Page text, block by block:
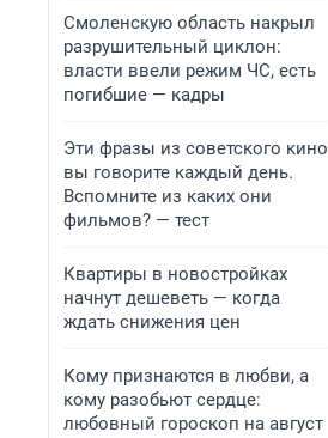
Смоленскую область накрыл
разрушительный циклон:
власти ввели режим ЧС, есть
погибшие — кадры
Эти фразы из советского кино
вы говорите каждый день.
Вспомните из каких они
фильмов? — тест
Квартиры в новостройках
начнут дешеветь — когда
ждать снижения цен
Кому признаются в любви, а
кому разобьют сердце:
любовный гороскоп на август